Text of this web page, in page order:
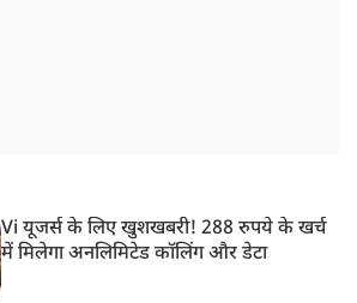
Vi यूजर्स के लिए खुशखबरी! 288 रुपये के खर्च
में मिलेगा अनलिमिटेड कॉलिंग और डेटा